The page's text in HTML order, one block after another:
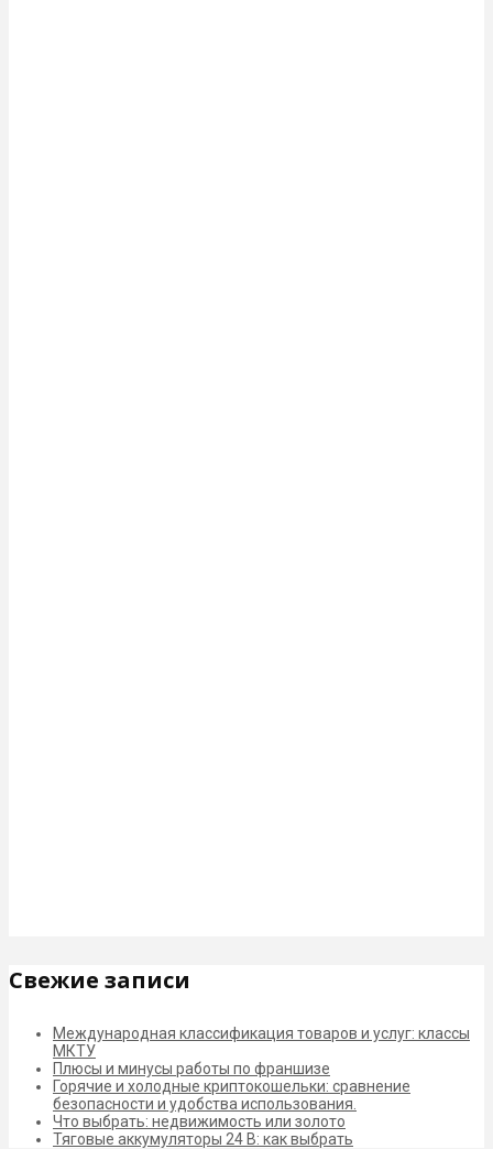
Свежие записи
Международная классификация товаров и услуг: классы
МКТУ
Плюсы и минусы работы по франшизе
Горячие и холодные криптокошельки: сравнение
безопасности и удобства использования.
Что выбрать: недвижимость или золото
Тяговые аккумуляторы 24 В: как выбрать